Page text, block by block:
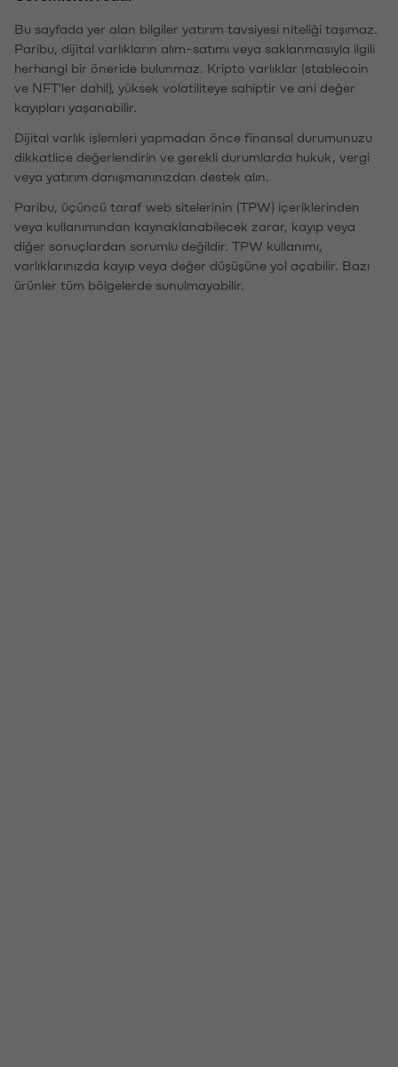
Bu sayfada yer alan bilgiler yatırım tavsiyesi niteliği taşımaz.
Paribu, dijital varlıkların alım-satımı veya saklanmasıyla ilgili
herhangi bir öneride bulunmaz. Kripto varlıklar (stablecoin
ve NFT'ler dahil), yüksek volatiliteye sahiptir ve ani değer
kayıpları yaşanabilir.
Dijital varlık işlemleri yapmadan önce finansal durumunuzu
dikkatlice değerlendirin ve gerekli durumlarda hukuk, vergi
veya yatırım danışmanınızdan destek alın.
Paribu, üçüncü taraf web sitelerinin (TPW) içeriklerinden
veya kullanımından kaynaklanabilecek zarar, kayıp veya
diğer sonuçlardan sorumlu değildir. TPW kullanımı,
varlıklarınızda kayıp veya değer düşüşüne yol açabilir. Bazı
ürünler tüm bölgelerde sunulmayabilir.